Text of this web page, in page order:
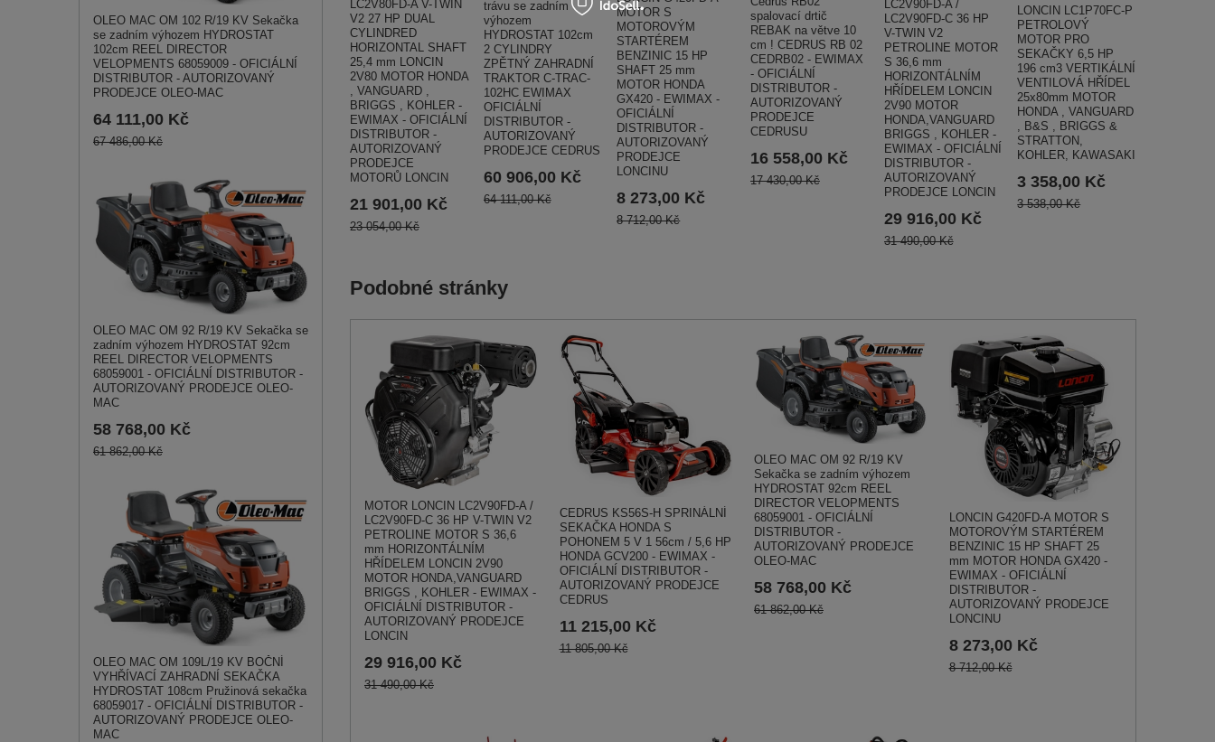
OLEO MAC OM 102 R/19 KV Sekačka
se zadním výhozem HYDROSTAT
102cm REEL DIRECTOR
VELOPMENTS 68059009 - OFICIÁLNÍ
DISTRIBUTOR - AUTORIZOVANÝ
PRODEJCE OLEO-MAC
64 111,00 Kč
67 486,00 Kč
OLEO MAC OM 92 R/19 KV Sekačka se
zadním výhozem HYDROSTAT 92cm
REEL DIRECTOR VELOPMENTS
68059001 - OFICIÁLNÍ DISTRIBUTOR -
AUTORIZOVANÝ PRODEJCE OLEO-
MAC
58 768,00 Kč
61 862,00 Kč
OLEO MAC OM 109L/19 KV BOČNÍ
VYHŘÍVACÍ ZAHRADNÍ SEKAČKA
HYDROSTAT 108cm Pružinová sekačka
68059017 - OFICIÁLNÍ DISTRIBUTOR -
AUTORIZOVANÝ PRODEJCE OLEO-
MAC
LC2V80FD-A V-TWIN
V2 27 HP DUAL
CYLINDRED
HORIZONTAL SHAFT
25,4 mm LONCIN
2V80 MOTOR HONDA
, VANGUARD ,
BRIGGS , KOHLER -
EWIMAX - OFICIÁLNÍ
DISTRIBUTOR -
AUTORIZOVANÝ
PRODEJCE
MOTORŮ LONCIN
21 901,00 Kč
23 054,00 Kč
trávu se zadním
výhozem
HYDROSTAT 102cm
2 CYLINDRY
ZPĚTNÝ ZAHRADNÍ
TRAKTOR C-TRAC-
102HC EWIMAX
OFICIÁLNÍ
DISTRIBUTOR -
AUTORIZOVANÝ
PRODEJCE CEDRUS
60 906,00 Kč
64 111,00 Kč
MOTOR S
MOTOROVÝM
STARTÉREM
BENZINIC 15 HP
SHAFT 25 mm
MOTOR HONDA
GX420 - EWIMAX -
OFICIÁLNÍ
DISTRIBUTOR -
AUTORIZOVANÝ
PRODEJCE
LONCINU
8 273,00 Kč
8 712,00 Kč
spalovací drtič
REBAK na větve 10
cm ! CEDRUS RB 02
CEDRB02 - EWIMAX
- OFICIÁLNÍ
DISTRIBUTOR -
AUTORIZOVANÝ
PRODEJCE
CEDRUSU
16 558,00 Kč
17 430,00 Kč
LC2V90FD-A /
LC2V90FD-C 36 HP
V-TWIN V2
PETROLINE MOTOR
S 36,6 mm
HORIZONTÁLNÍM
HŘÍDELEM LONCIN
2V90 MOTOR
HONDA,VANGUARD
BRIGGS , KOHLER -
EWIMAX - OFICIÁLNÍ
DISTRIBUTOR -
AUTORIZOVANÝ
PRODEJCE LONCIN
29 916,00 Kč
31 490,00 Kč
LONCIN LC1P70FC-P
PETROLOVÝ
MOTOR PRO
SEKAČKY 6,5 HP
196 cm3 VERTIKÁLNÍ
VENTILOVÁ HŘÍDEL
25x80mm MOTOR
HONDA , VANGUARD
, B&S , BRIGGS &
STRATTON,
KOHLER, KAWASAKI
3 358,00 Kč
3 538,00 Kč
Podobné stránky
MOTOR LONCIN LC2V90FD-A /
LC2V90FD-C 36 HP V-TWIN V2
PETROLINE MOTOR S 36,6
mm HORIZONTÁLNÍM
HŘÍDELEM LONCIN 2V90
MOTOR HONDA,VANGUARD
BRIGGS , KOHLER - EWIMAX -
OFICIÁLNÍ DISTRIBUTOR -
AUTORIZOVANÝ PRODEJCE
LONCIN
29 916,00 Kč
31 490,00 Kč
CEDRUS KS56S-H SPRINÁLNÍ
SEKAČKA HONDA S
POHONEM 5 V 1 56cm / 5,6 HP
HONDA GCV200 - EWIMAX -
OFICIÁLNÍ DISTRIBUTOR -
AUTORIZOVANÝ PRODEJCE
CEDRUS
11 215,00 Kč
11 805,00 Kč
OLEO MAC OM 92 R/19 KV
Sekačka se zadním výhozem
HYDROSTAT 92cm REEL
DIRECTOR VELOPMENTS
68059001 - OFICIÁLNÍ
DISTRIBUTOR -
AUTORIZOVANÝ PRODEJCE
OLEO-MAC
58 768,00 Kč
61 862,00 Kč
LONCIN G420FD-A MOTOR S
MOTOROVÝM STARTÉREM
BENZINIC 15 HP SHAFT 25
mm MOTOR HONDA GX420 -
EWIMAX - OFICIÁLNÍ
DISTRIBUTOR -
AUTORIZOVANÝ PRODEJCE
LONCINU
8 273,00 Kč
8 712,00 Kč